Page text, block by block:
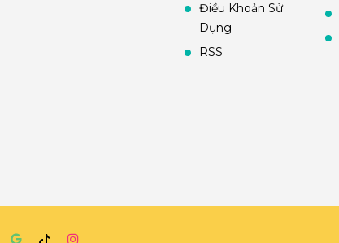
Điều Khoản Sử
Dụng
RSS